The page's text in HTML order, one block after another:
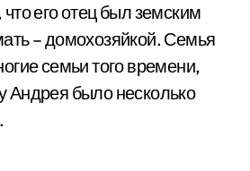
его отец был земским
– домохозяйкой. Семья
семьи того времени,
Андрея было несколько